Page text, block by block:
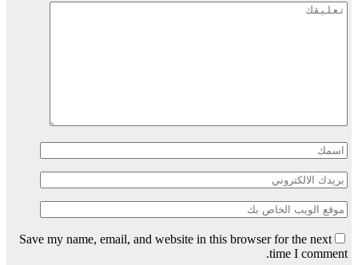
Save my name, email, and website in this browser for the next
time I comment.